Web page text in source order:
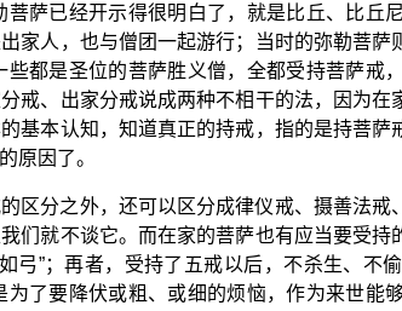
萨已经开示得很明白了，就是比丘、比丘
家人，也与僧团一起游行；当时的弥勒菩萨
都是圣位的菩萨胜义僧，全都受持菩萨戒
戒、出家分戒说成两种不相干的法，因为
基本认知，知道真正的持戒，指的是持菩
原因了。
区分之外，还可以区分成律仪戒、摄善法
们就不谈它。而在家的菩萨也有应当要受
弓”；再者，受持了五戒以后，不杀生、不
了要降伏或粗、或细的烦恼，作为来世能